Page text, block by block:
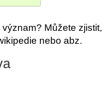
Můžete zjistit,
nebo abz.